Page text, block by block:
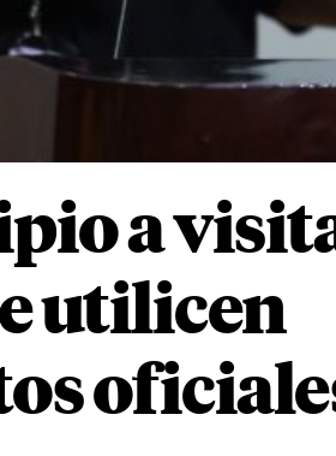
a
utilicen